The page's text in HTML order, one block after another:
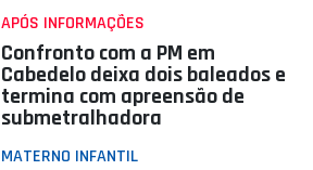
APÓS INFORMAÇÕES
Confronto com a PM em
Cabedelo deixa dois baleados e
termina com apreensão de
submetralhadora
MATERNO INFANTIL